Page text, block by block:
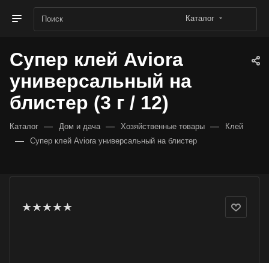
Каталог
Супер клей Aviora
универсальный на
блистер (3 г / 12)
Каталог — Дом и дача — Хозяйственные товары — Клей
— Супер клей Aviora универсальный на блистер